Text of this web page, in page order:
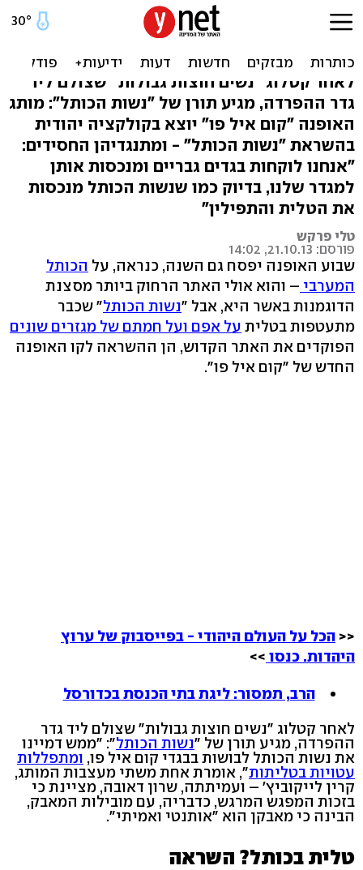
טלית בסטייל: נשות הכותל -
מותג אופנה
לאחר קטלוג "נשים חוצות גבולות" שצולם ליד
גדר ההפרדה, מגיע תורן של "נשות הכותל": מותג
האופנה "קום איל פו" יוצא בקולקציה יהודית
בהשראת "נשות הכותל" - ומתנגדיהן החסידים:
"אנחנו לוקחות בגדים גבריים ומנכסות אותן
למגדר שלנו, בדיוק כמו שנשות הכותל מנכסות
את הטלית והתפילין"
טלי פרקש
פורסם: 21.10.13, 14:02
שבוע האופנה יפסח גם השנה, כנראה, על הכותל
המערבי – והוא אולי האתר הרחוק ביותר מסצנת
הדוגמנות באשר היא, אבל "נשות הכותל" שכבר
מתעטפות בטלית על אפם ועל חמתם של מגזרים שונים
הפוקדים את האתר הקדוש, הן ההשראה לקו האופנה
החדש של "קום איל פו".
<< הכל על העולם היהודי - בפייסבוק של ערוץ
היהדות. כנסו >>
הרב, תמסור: ליגת בתי הכנסת בכדורסל
לאחר קטלוג "נשים חוצות גבולות" שצולם ליד גדר
ההפרדה, מגיע תורן של "נשות הכותל": "ממש דמיינו
את נשות הכותל לבושות בבגדי קום איל פו, ומתפללות
עטויות בטליתות", אומרת אחת משתי מעצבות המותג,
קרין לייקוביץ' – ועמיתתה, שרון דאובה, מציינת כי
בזכות המפגש המרגש, כדבריה, עם מובילות המאבק,
הבינה כי מאבקן הוא "אותנטי ואמיתי".
טלית בכותל? השראה